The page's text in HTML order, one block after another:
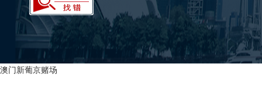
澳门新葡京赌场